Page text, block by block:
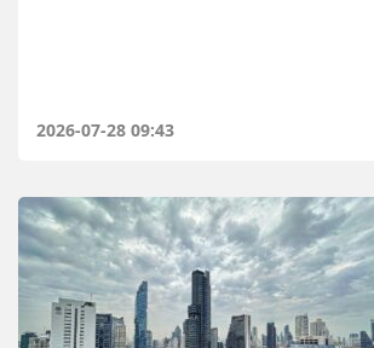
2026-07-28 09:43